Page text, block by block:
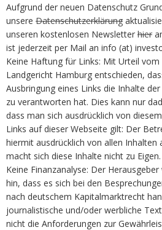
Aufgrund der neuen Datenschutz
unsere Datenschutzerklärung
unseren kostenlosen Newsletter hier
ist jederzeit per Mail an info (at)
Keine Haftung für Links: Mit Urteil
Landgericht Hamburg entschieden,
Ausbringung eines Links die Inhalte
zu verantworten hat. Dies kann nur
dass man sich ausdrücklich von
Links auf dieser Webseite gilt: Der
hiermit ausdrücklich von allen Inhalten
macht sich diese Inhalte nicht zu Eigen.
Keine Finanzanalyse: Der
hin, dass es sich bei den
nach deutschem Kapitalmarktrecht
journalistische und/oder werbliche
nicht die Anforderungen zur